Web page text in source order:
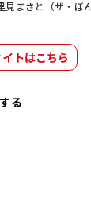
まさと（ザ・ぼ
トはこちら
る